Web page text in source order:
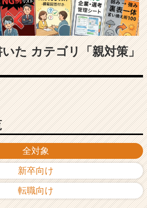
長
企
業
か
ら
ス
ウ
活
イ
チ
た カテゴリ「親対策」
全対象
新卒向け
転職向け